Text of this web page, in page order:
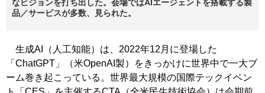
なビジョンを打ち出した。会場ではAIエージェントを搭載する製
品／サービスが多数、見られた。
生成AI（人工知能）は、2022年12月に登場した
「ChatGPT」（米OpenAI製）をきっかけに世界中で一大ブ
ーム巻き起こっている。世界最大規模の国際テックイベン